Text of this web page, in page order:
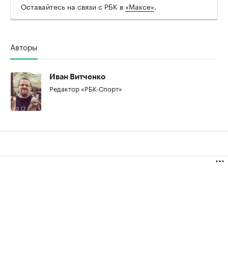
Оставайтесь на связи с РБК в «Максе».
Авторы
Иван Витченко
Редактор «РБК-Спорт»